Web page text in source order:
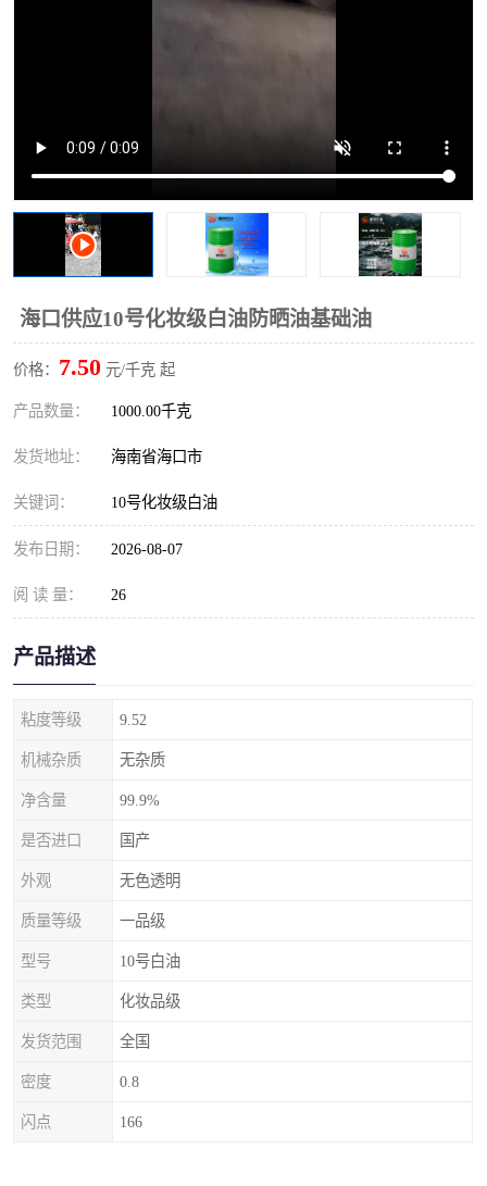
海口供应10号化妆级白油防晒油基础油
价格： 7.50 元/千克 起
产品数量： 1000.00千克
发货地址： 海南省海口市
关键词： 10号化妆级白油
发布日期： 2026-08-07
阅 读 量： 26
产品描述
粘度等级 9.52
机械杂质 无杂质
净含量 99.9%
是否进口 国产
外观 无色透明
质量等级 一品级
型号 10号白油
类型 化妆品级
发货范围 全国
密度 0.8
闪点 166